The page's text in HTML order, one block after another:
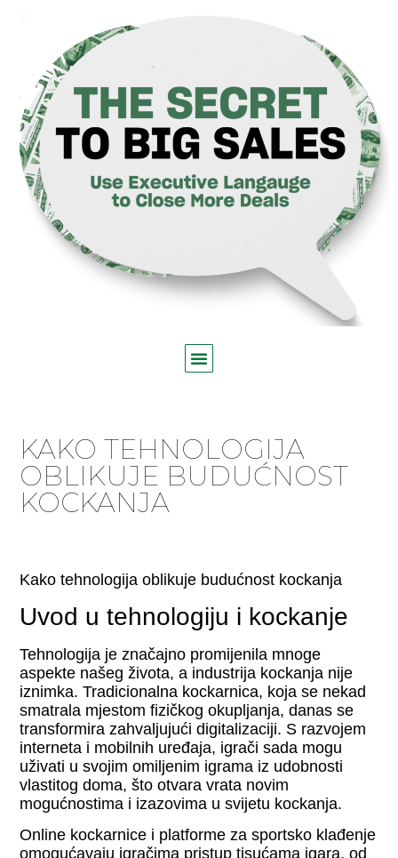
KAKO TEHNOLOGIJA
OBLIKUJE BUDUĆNOST
KOCKANJA
Kako tehnologija oblikuje budućnost kockanja
Uvod u tehnologiju i kockanje
Tehnologija je značajno promijenila mnoge
aspekte našeg života, a industrija kockanja nije
iznimka. Tradicionalna kockarnica, koja se nekad
smatrala mjestom fizičkog okupljanja, danas se
transformira zahvaljujući digitalizaciji. S razvojem
interneta i mobilnih uređaja, igrači sada mogu
uživati u svojim omiljenim igrama iz udobnosti
vlastitog doma, što otvara vrata novim
mogućnostima i izazovima u svijetu kockanja.
Online kockarnice i platforme za sportsko klađenje
omogućavaju igračima pristup tisućama igara, od